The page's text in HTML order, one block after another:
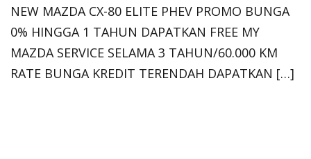
NEW MAZDA CX-80 ELITE PHEV PROMO BUNGA
0% HINGGA 1 TAHUN DAPATKAN FREE MY
MAZDA SERVICE SELAMA 3 TAHUN/60.000 KM
RATE BUNGA KREDIT TERENDAH DAPATKAN […]